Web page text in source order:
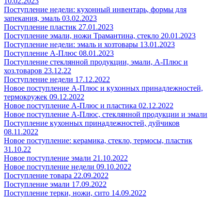
Поступление недели: кухонный инвентарь, формы для
запекания, эмаль 03.02.2023
Поступление пластик 27.01.2023
Поступление эмали, ножи Трамантина, стекло 20.01.2023
Поступление недели: эмаль и хозтовары 13.01.2023
Поступление А-Плюс 08.01.2023
Поступление стеклянной продукции, эмали, А-Плюс и
хоз.товаров 23.12.22
Поступление недели 17.12.2022
Новое поступление А-Плюс и кухонных принадлежностей,
термокружек 09.12.2022
Новое поступление А-Плюс и пластика 02.12.2022
Новое поступление А-Плюс, стеклянной продукции и эмали
Поступление кухонных принадлежностей, дуйчиков
08.11.2022
Новое поступление: керамика, стекло, термосы, пластик
31.10.22
Новое поступление эмали 21.10.2022
Новое поступление недели 09.10.2022
Поступление товара 22.09.2022
Поступление эмали 17.09.2022
Поступление терки, ножи, сито 14.09.2022